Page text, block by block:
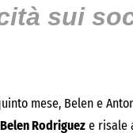
sui
mese, Belen e
Belen Rodriguez e risale